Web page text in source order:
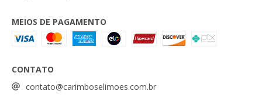
MEIOS DE PAGAMENTO
CONTATO
contato@carimboselimoes.com.br